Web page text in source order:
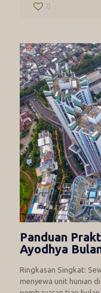
0
Panduan
Ayodhya
Ringkasan Singkat:
menyewa unit hunian